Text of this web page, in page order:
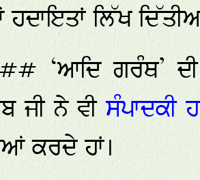
ਲਿੱਖ
‘ਆਦਿ ਗਰੰਥ’
ਜੀ ਨੇ ਵੀਸੰਪਾਦਕੀ
ਕਰਦੇ ਹਾਂ।